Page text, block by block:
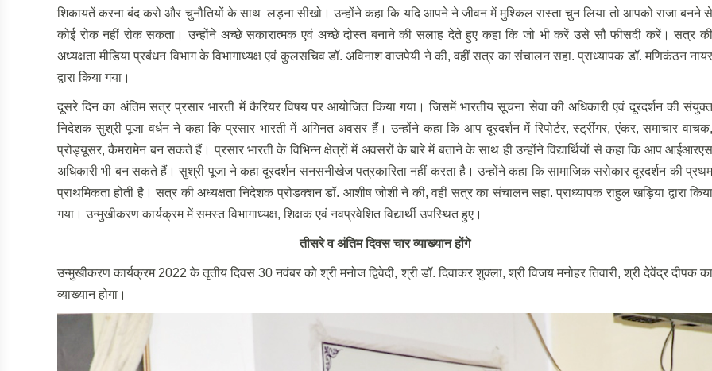
शिकायतें करना बंद करो और चुनौतियों के साथ लड़ना सीखो। उन्होंने कहा कि यदि आपने ने जीवन में मुश्किल रास्ता चुन लिया तो आपको राजा बनने से
कोई रोक नहीं रोक सकता। उन्होंने अच्छे सकारात्मक एवं अच्छे दोस्त बनाने की सलाह देते हुए कहा कि जो भी करें उसे सौ फीसदी करें। सत्र की
अध्यक्षता मीडिया प्रबंधन विभाग के विभागाध्यक्ष एवं कुलसचिव डॉ. अविनाश वाजपेयी ने की, वहीं सत्र का संचालन सहा. प्राध्यापक डॉ. मणिकंठन नायर
द्वारा किया गया।
दूसरे दिन का अंतिम सत्र प्रसार भारती में कैरियर विषय पर आयोजित किया गया। जिसमें भारतीय सूचना सेवा की अधिकारी एवं दूरदर्शन की संयुक्त
निदेशक सुश्री पूजा वर्धन ने कहा कि प्रसार भारती में अगिनत अवसर हैं। उन्होंने कहा कि आप दूरदर्शन में रिपोर्टर, स्ट्रींगर, एंकर, समाचार वाचक,
प्रोड्यूसर, कैमरामेन बन सकते हैं। प्रसार भारती के विभिन्न क्षेत्रों में अवसरों के बारे में बताने के साथ ही उन्होंने विद्यार्थियों से कहा कि आप आईआरएस
अधिकारी भी बन सकते हैं। सुश्री पूजा ने कहा दूरदर्शन सनसनीखेज पत्रकारिता नहीं करता है। उन्होंने कहा कि सामाजिक सरोकार दूरदर्शन की प्रथम
प्राथमिकता होती है। सत्र की अध्यक्षता निदेशक प्रोडक्शन डॉ. आशीष जोशी ने की, वहीं सत्र का संचालन सहा. प्राध्यापक राहुल खड़िया द्वारा किया
गया। उन्मुखीकरण कार्यक्रम में समस्त विभागाध्यक्ष, शिक्षक एवं नवप्रवेशित विद्यार्थी उपस्थित हुए।
तीसरे व अंतिम दिवस चार व्याख्यान होंगे
उन्मुखीकरण कार्यक्रम 2022 के तृतीय दिवस 30 नवंबर को श्री मनोज द्विवेदी, श्री डॉ. दिवाकर शुक्ला, श्री विजय मनोहर तिवारी, श्री देवेंद्र दीपक का
व्याख्यान होगा।